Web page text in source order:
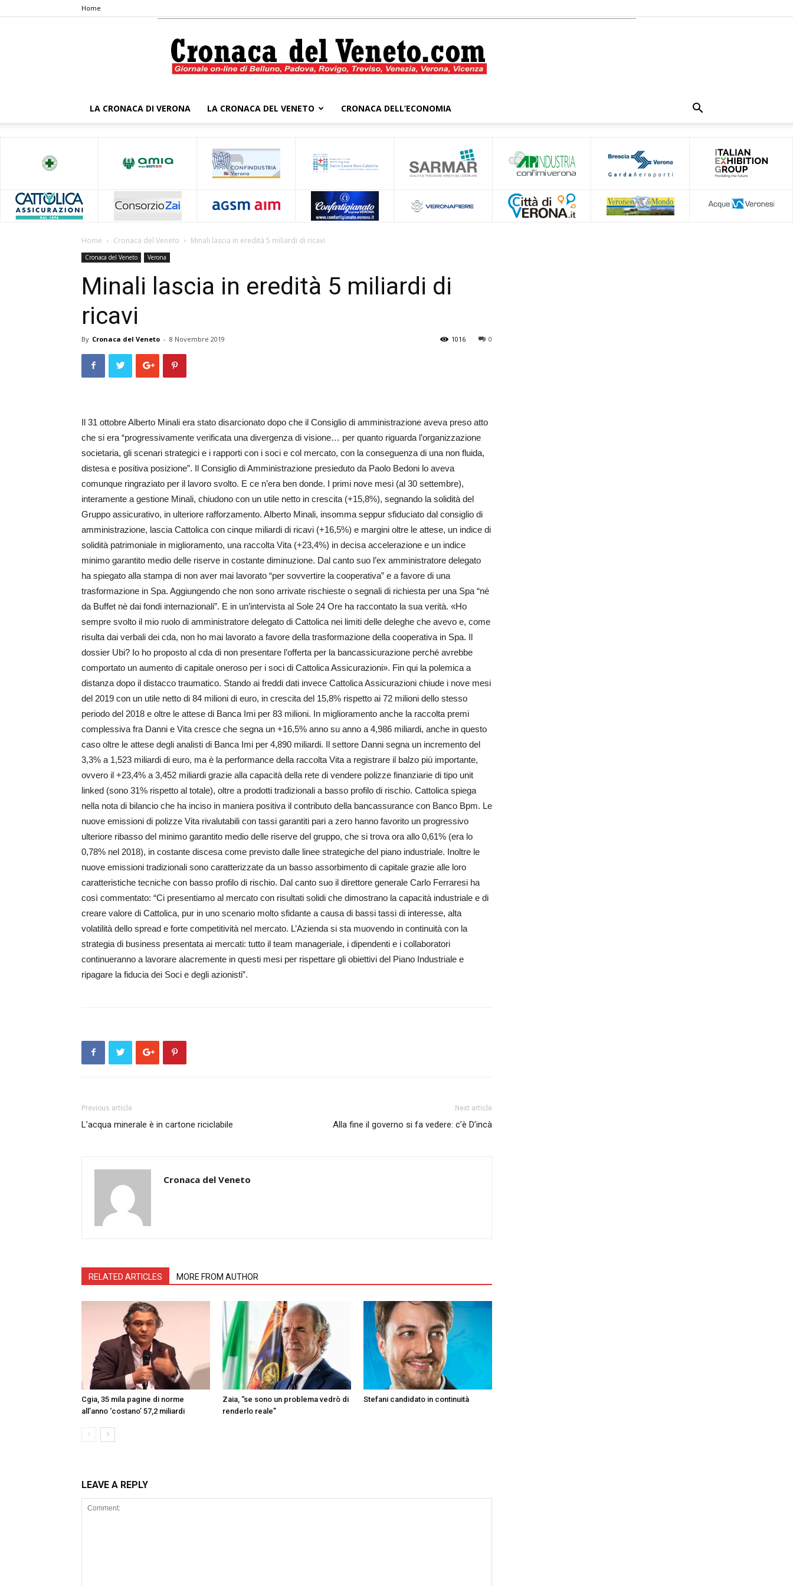
Home
Veneto
LA CRONACA DI VERONA LA CRONACA DEL VENETO CRONACA DELL’ECONOMIA
Home Cronaca del Veneto Minali lascia in eredità 5 miliardi di ricavi
Cronaca del Veneto Verona
Minali lascia in eredità 5 miliardi di
ricavi
By Cronaca del Veneto - 8 Novembre 2019 0
1016
Il 31 ottobre Alberto Minali era stato disarcionato dopo che il Consiglio di amministrazione aveva preso atto
che si era “progressivamente verificata una divergenza di visione… per quanto riguarda l’organizzazione
societaria, gli scenari strategici e i rapporti con i soci e col mercato, con la conseguenza di una non fluida,
distesa e positiva posizione”. Il Consiglio di Amministrazione presieduto da Paolo Bedoni lo aveva
comunque ringraziato per il lavoro svolto. E ce n’era ben donde. I primi nove mesi (al 30 settembre),
interamente a gestione Minali, chiudono con un utile netto in crescita (+15,8%), segnando la solidità del
Gruppo assicurativo, in ulteriore rafforzamento. Alberto Minali, insomma seppur sfiduciato dal consiglio di
amministrazione, lascia Cattolica con cinque miliardi di ricavi (+16,5%) e margini oltre le attese, un indice di
solidità patrimoniale in miglioramento, una raccolta Vita (+23,4%) in decisa accelerazione e un indice
minimo garantito medio delle riserve in costante diminuzione. Dal canto suo l’ex amministratore delegato
ha spiegato alla stampa di non aver mai lavorato “per sovvertire la cooperativa” e a favore di una
trasformazione in Spa. Aggiungendo che non sono arrivate rischieste o segnali di richiesta per una Spa “né
da Buffet nè dai fondi internazionali”. E in un’intervista al Sole 24 Ore ha raccontato la sua verità. «Ho
sempre svolto il mio ruolo di amministratore delegato di Cattolica nei limiti delle deleghe che avevo e, come
risulta dai verbali dei cda, non ho mai lavorato a favore della trasformazione della cooperativa in Spa. Il
dossier Ubi? Io ho proposto al cda di non presentare l’offerta per la bancassicurazione perché avrebbe
comportato un aumento di capitale oneroso per i soci di Cattolica Assicurazioni». Fin qui la polemica a
distanza dopo il distacco traumatico. Stando ai freddi dati invece Cattolica Assicurazioni chiude i nove mesi
del 2019 con un utile netto di 84 milioni di euro, in crescita del 15,8% rispetto ai 72 milioni dello stesso
periodo del 2018 e oltre le attese di Banca Imi per 83 milioni. In miglioramento anche la raccolta premi
complessiva fra Danni e Vita cresce che segna un +16,5% anno su anno a 4,986 miliardi, anche in questo
caso oltre le attese degli analisti di Banca Imi per 4,890 miliardi. Il settore Danni segna un incremento del
3,3% a 1,523 miliardi di euro, ma è la performance della raccolta Vita a registrare il balzo più importante,
ovvero il +23,4% a 3,452 miliardi grazie alla capacità della rete di vendere polizze finanziarie di tipo unit
linked (sono 31% rispetto al totale), oltre a prodotti tradizionali a basso profilo di rischio. Cattolica spiega
nella nota di bilancio che ha inciso in maniera positiva il contributo della bancassurance con Banco Bpm. Le
nuove emissioni di polizze Vita rivalutabili con tassi garantiti pari a zero hanno favorito un progressivo
ulteriore ribasso del minimo garantito medio delle riserve del gruppo, che si trova ora allo 0,61% (era lo
0,78% nel 2018), in costante discesa come previsto dalle linee strategiche del piano industriale. Inoltre le
nuove emissioni tradizionali sono caratterizzate da un basso assorbimento di capitale grazie alle loro
caratteristiche tecniche con basso profilo di rischio. Dal canto suo il direttore generale Carlo Ferraresi ha
così commentato: “Ci presentiamo al mercato con risultati solidi che dimostrano la capacità industriale e di
creare valore di Cattolica, pur in uno scenario molto sfidante a causa di bassi tassi di interesse, alta
volatilità dello spread e forte competitività nel mercato. L’Azienda si sta muovendo in continuità con la
strategia di business presentata ai mercati: tutto il team manageriale, i dipendenti e i collaboratori
continueranno a lavorare alacremente in questi mesi per rispettare gli obiettivi del Piano Industriale e
ripagare la fiducia dei Soci e degli azionisti”.
Previous article
L’acqua minerale è in cartone riciclabile
Next article
Alla fine il governo si fa vedere: c’è D’incà
Cronaca del Veneto
RELATED ARTICLES MORE FROM AUTHOR
Cgia, 35 mila pagine di norme
all’anno ‘costano’ 57,2 miliardi
Zaia, “se sono un problema vedrò di
renderlo reale”
Stefani candidato in continuità
LEAVE A REPLY